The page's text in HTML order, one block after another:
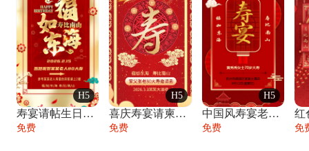
H5
寿宴请帖生日宴邀请函老人寿星生日快乐祝寿
免费
H5
喜庆寿宴请柬老人生日宴会邀请函请柬过大寿
免费
H5
中国风寿宴老人生日宴会邀请函寿宴请帖请柬
免费 免